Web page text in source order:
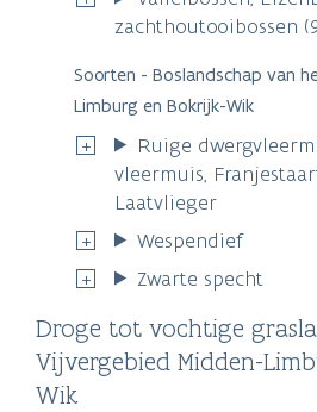
zachthoutooibossen
Soorten - Boslandschap van
Limburg en Bokrijk-Wik
Ruige
vleermuis,
Laatvlieger
Wespendief
Zwarte specht
Droge tot vochtige
Vijvergebied Midden-
Wik